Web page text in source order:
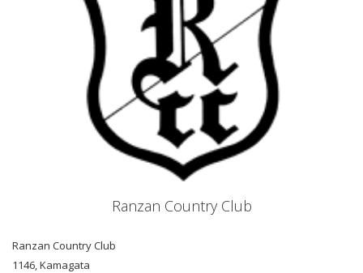
Ranzan Country Club
Ranzan Country Club
1146, Kamagata